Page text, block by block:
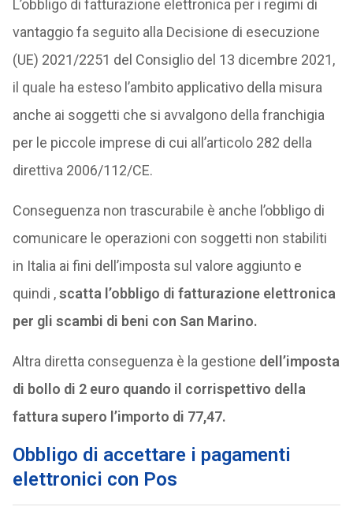
L’obbligo di fatturazione elettronica per i regimi di
vantaggio fa seguito alla Decisione di esecuzione
(UE) 2021/2251 del Consiglio del 13 dicembre 2021,
il quale ha esteso l’ambito applicativo della misura
anche ai soggetti che si avvalgono della franchigia
per le piccole imprese di cui all’articolo 282 della
direttiva 2006/112/CE.
Conseguenza non trascurabile è anche l’obbligo di
comunicare le operazioni con soggetti non stabiliti
in Italia ai fini dell’imposta sul valore aggiunto e
quindi ,scatta l’obbligo di fatturazione elettronica
per gli scambi di beni con San Marino.
Altra diretta conseguenza è la gestione dell’imposta
di bollo di 2 euro quando il corrispettivo della
fattura supero l’importo di 77,47.
Obbligo di accettare i pagamenti
elettronici con Pos